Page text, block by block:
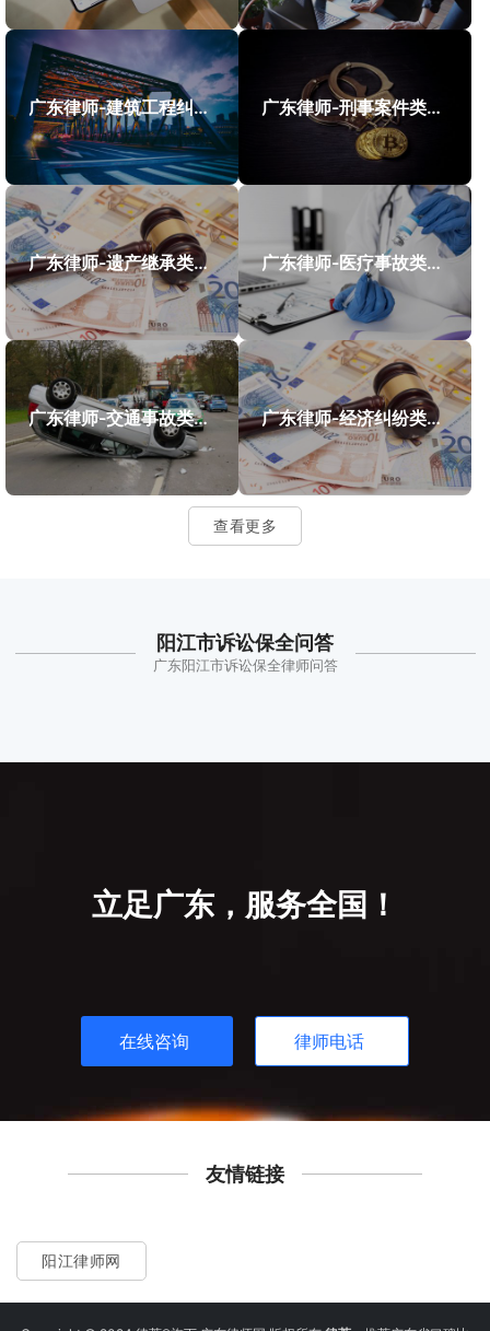
广东律师-建筑工程纠纷类案件案例 广东律师-刑事案件类案例
广东律师-遗产继承类案件案例 广东律师-医疗事故类案件案例
广东律师-交通事故类案件案例 广东律师-经济纠纷类案件案例
查看更多
阳江市诉讼保全问答
广东阳江市诉讼保全律师问答
立足广东，服务全国！
在线咨询 律师电话
友情链接
阳江律师网